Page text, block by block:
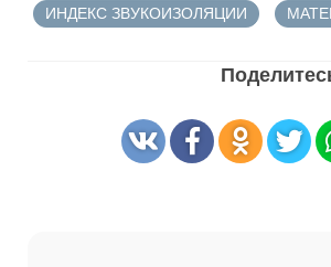
ИНДЕКС ЗВУКОИЗОЛЯЦИИ